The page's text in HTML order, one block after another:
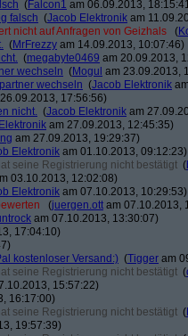
(Falcon1 am 06.09.2013,
falsch (Jacob Elektronik am
nicht auf Anfragen von Geizhals (
(MrFrezzy am 14.09.2013, 10:07:46)
(megabyte0469 am 20.09.2013,
wechseln (Mogul am 23.09.2013,
wechseln (Jacob Elektronik
17:56:56)
nicht. (Jacob Elektronik am
am 27.09.2013, 12:45:35)
am 27.09.2013, 19:29:37)
Elektronik am 01.10.2013, 09:12:23)
seine Registrierung nicht bestätigt (
03.10.2013, 12:02:08)
Elektronik am 07.10.2013, 10:29:53)
(juergen.ott am 07.10.2013,
am 07.10.2013, 13:30:07)
17:04:10)
kostenloser Versand:) (Tigger am
seine Registrierung nicht bestätigt (
15:57:22)
16:17:00)
seine Registrierung nicht bestätigt (
19:57:39)